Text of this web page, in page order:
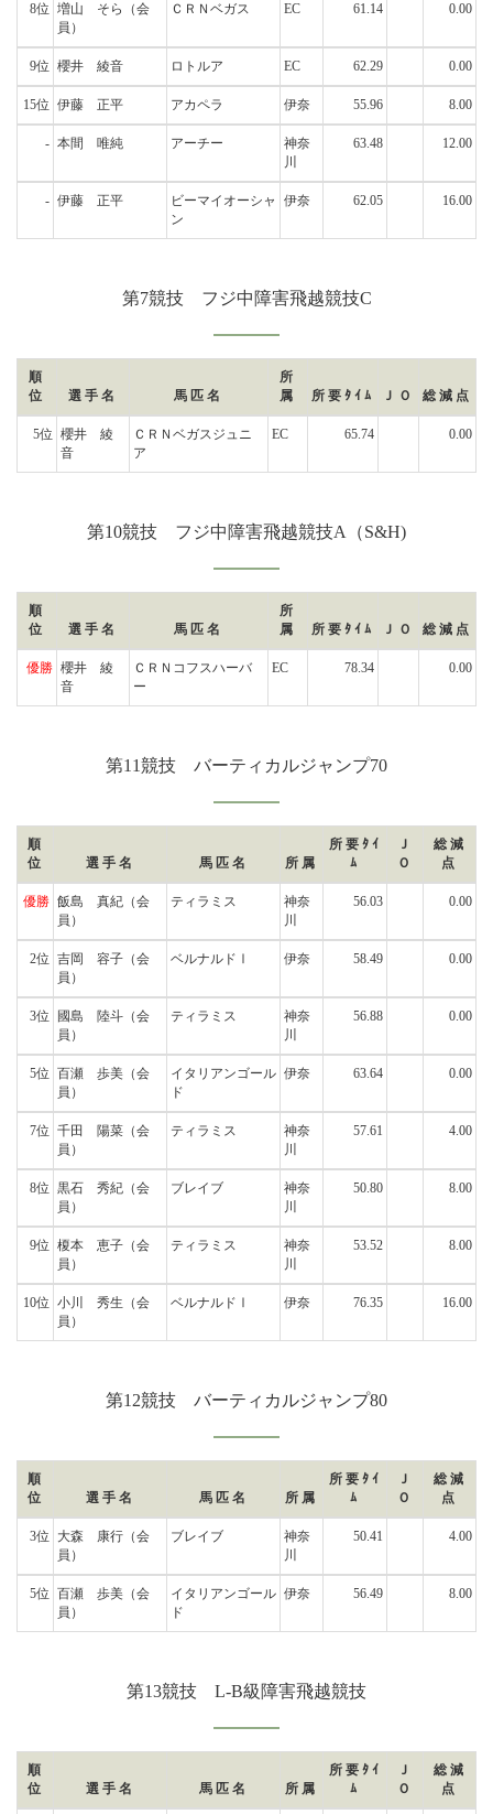
8位 増山 そら
（会
員）
ＣＲＮベガス EC 61.14 0.00
9位 櫻井 綾音 ロトルア EC 62.29 0.00
15位 伊藤 正平 アカペラ 伊奈 55.96 8.00
- 本間 唯純 アーチー
神奈
川
63.48 12.00
- 伊藤 正平
ビーマイオーシャ
ン
伊奈 62.05 16.00
第7競技 フジ中障害飛越競技C
順
位
選手名 馬匹名
所
属
所要ﾀｲﾑ ＪＯ 総減点
5位 櫻井 綾
音
ＣＲＮベガスジュニ
ア
EC 65.74 0.00
第10競技 フジ中障害飛越競技A（S&H)
順
位
選手名 馬匹名
所
属
所要ﾀｲﾑ ＪＯ 総減点
優勝 櫻井 綾
音
ＣＲＮコフスハーバ
ー
EC 78.34 0.00
第11競技 バーティカルジャンプ70
順
位
選手名 馬匹名 所属
所要ﾀｲ
ﾑ
Ｊ
Ｏ
総減
点
優勝 飯島 真紀 （会
員）
ティラミス
神奈
川
56.03 0.00
2位 吉岡 容子 （会
員）
ベルナルドⅠ 伊奈 58.49 0.00
3位 國島 陸斗 （会
員）
ティラミス
神奈
川
56.88 0.00
5位 百瀬 歩美 （会
員）
イタリアンゴール
ド
伊奈 63.64 0.00
7位 千田 陽菜 （会
員）
ティラミス
神奈
川
57.61 4.00
8位 黒石 秀紀 （会
員）
ブレイブ
神奈
川
50.80 8.00
9位 榎本 恵子 （会
員）
ティラミス
神奈
川
53.52 8.00
10位 小川 秀生 （会
員）
ベルナルドⅠ 伊奈 76.35 16.00
第12競技 バーティカルジャンプ80
順
位
選手名 馬匹名 所属
所要ﾀｲ
ﾑ
Ｊ
Ｏ
総減
点
3位 大森 康行 （会
員）
ブレイブ
神奈
川
50.41 4.00
5位 百瀬 歩美 （会
員）
イタリアンゴール
ド
伊奈 56.49 8.00
第13競技 L-B級障害飛越競技
順
位
選手名 馬匹名 所属
所要ﾀｲ
ﾑ
Ｊ
Ｏ
総減
点